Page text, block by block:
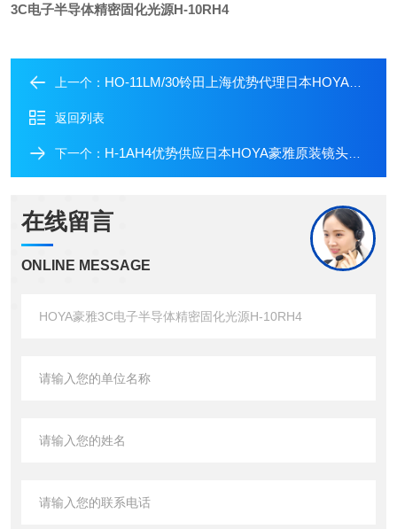
3C电子半导体精密固化光源H-10RH4
上一个： HO-11LM/30铃田上海优势代理日本HOYA豪雅固化光源
返回列表
下一个： H-1AH4优势供应日本HOYA豪雅原装镜头一体固化光源
在线留言
ONLINE MESSAGE